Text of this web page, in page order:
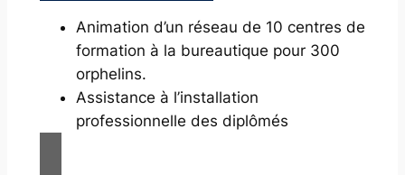
Animation d’un réseau de 10 centres de
formation à la bureautique pour 300
orphelins.
Assistance à l’installation
professionnelle des diplômés